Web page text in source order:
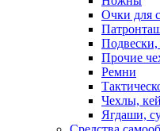
Очки для
Прочие
Ремни
Чехлы,
Ягдаши,